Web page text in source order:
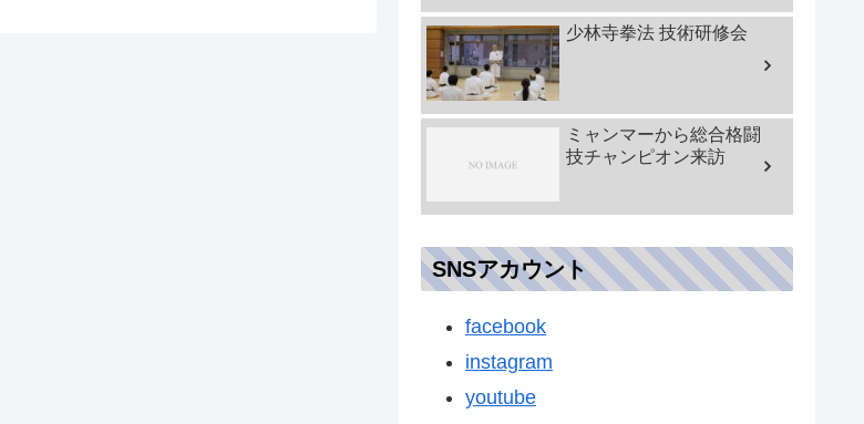
少林寺拳法 技術研修会
ミャンマーから総合格闘
技チャンピオン来訪
SNSアカウント
facebook
instagram
youtube